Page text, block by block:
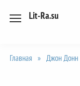
Lit-Ra.su
Главная » Джон Донн